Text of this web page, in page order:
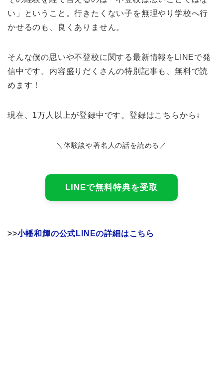
い」ということ。行きたくない子を無理やり学校へ行
かせるのも、良くありません。
そんな僕の思いや不登校に関する最新情報をLINEで発
信中です。内容盛りだくさんの特別記事も、無料で読
めます！
現在、1万人以上が登録中です。登録はこちらから↓
＼体験談や著名人の話を読める／
LINEで無料特典を受取
>>小幡和輝の公式LINEの詳細はこちら